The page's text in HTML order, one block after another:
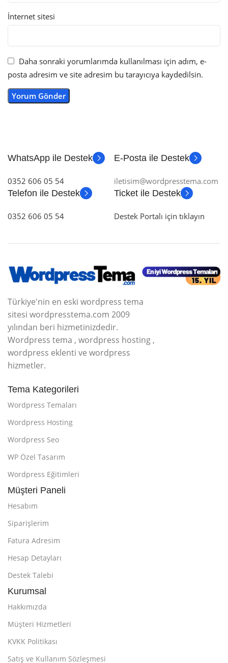
İnternet sitesi
Daha sonraki yorumlarımda kullanılması için adım, e-
posta adresim ve site adresim bu tarayıcıya kaydedilsin.
WhatsApp ile Destek
0352 606 05 54
E-Posta ile Destek
iletisim@wordpresstema.com
Telefon ile Destek
0352 606 05 54
Ticket ile Destek
Destek Portalı için tıklayın
Türkiye'nin en eski wordpress tema
sitesi wordpresstema.com 2009
yılından beri hizmetinizdedir.
Wordpress tema , wordpress hosting ,
wordpress eklenti ve wordpress
hizmetler.
Tema Kategorileri
Wordpress Temaları
Wordpress Hosting
Wordpress Seo
WP Özel Tasarım
Wordpress Eğitimleri
Müşteri Paneli
Hesabım
Siparişlerim
Fatura Adresim
Hesap Detayları
Destek Talebi
Kurumsal
Hakkımızda
Müşteri Hizmetleri
KVKK Politikası
Satış ve Kullanım Sözleşmesi